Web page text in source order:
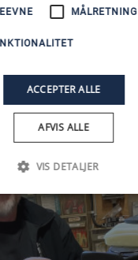
I værkstedet
MÅLRETNING
ACCEPTER ALLE
AFVIS ALLE
VIS DETALJER